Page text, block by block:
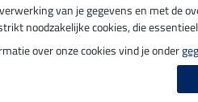
van je gegevens en met de
noodzakelijke cookies, die
over onze cookies vind je onder